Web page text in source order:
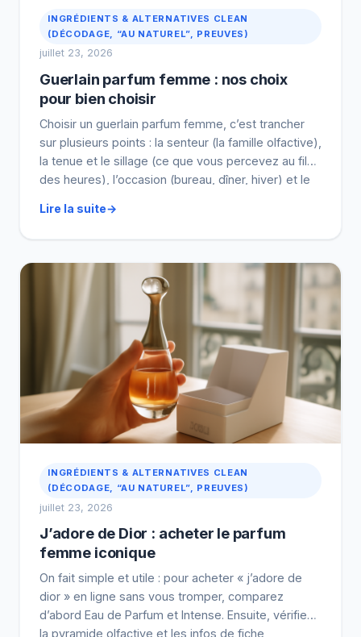
INGRÉDIENTS & ALTERNATIVES CLEAN
(DÉCODAGE, “AU NATUREL”, PREUVES)
juillet 23, 2026
Guerlain parfum femme : nos choix
pour bien choisir
Choisir un guerlain parfum femme, c’est trancher
sur plusieurs points : la senteur (la famille olfactive),
la tenue et le sillage (ce que vous percevez au fil
des heures), l’occasion (bureau, dîner, hiver) et le
puis un test sur peau vous confirme. L’ingrédient
Lire la suite
INGRÉDIENTS & ALTERNATIVES CLEAN
(DÉCODAGE, “AU NATUREL”, PREUVES)
juillet 23, 2026
J’adore de Dior : acheter le parfum
femme iconique
On fait simple et utile : pour acheter « j’adore de
dior » en ligne sans vous tromper, comparez
d’abord Eau de Parfum et Intense. Ensuite, vérifiez
la pyramide olfactive et les infos de fiche